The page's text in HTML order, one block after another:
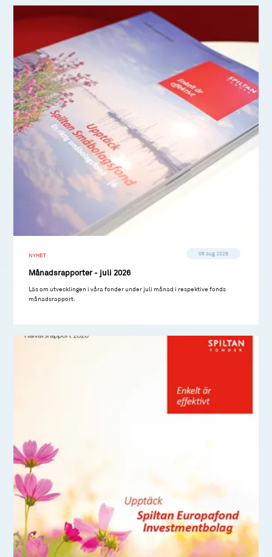
NYHET 06 aug 2026
Månadsrapporter - juli 2026
Läs om utvecklingen i våra fonder under juli månad i respektive fonds
månadsrapport.